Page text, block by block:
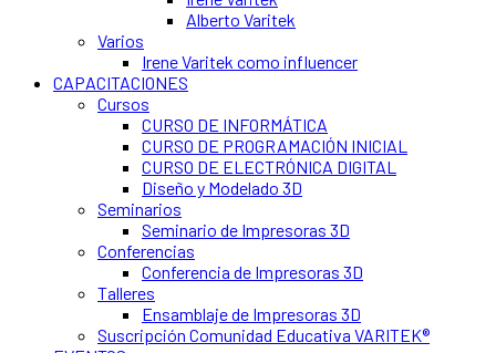
Alberto Varitek
Varios
Irene Varitek como influencer
CAPACITACIONES
Cursos
CURSO DE INFORMÁTICA
CURSO DE PROGRAMACIÓN INICIAL
CURSO DE ELECTRÓNICA DIGITAL
Diseño y Modelado 3D
Seminarios
Seminario de Impresoras 3D
Conferencias
Conferencia de Impresoras 3D
Talleres
Ensamblaje de Impresoras 3D
Suscripción Comunidad Educativa VARITEK®